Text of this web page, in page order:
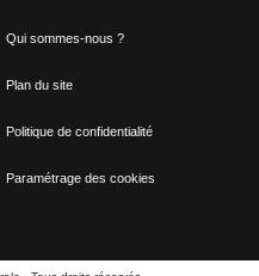
Qui sommes-nous ?
Plan du site
Politique de confidentialité
Paramétrage des cookies